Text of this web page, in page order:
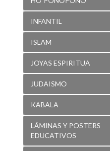
JOYAS ESPIRITUA
JUDAISMO
KABALA
LÁMINAS Y POSTERS
EDUCATIVOS
LIB.CANALIZADOS
MACROBIÓTICA